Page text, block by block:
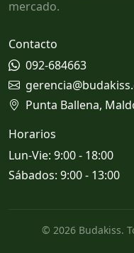
mercado.
Contacto
092-684663
Punta Ballena,
Horarios
Lun-Vie: 9:00 - 18:00
Sábados: 9:00 - 13:00
© 2026 Budakiss.